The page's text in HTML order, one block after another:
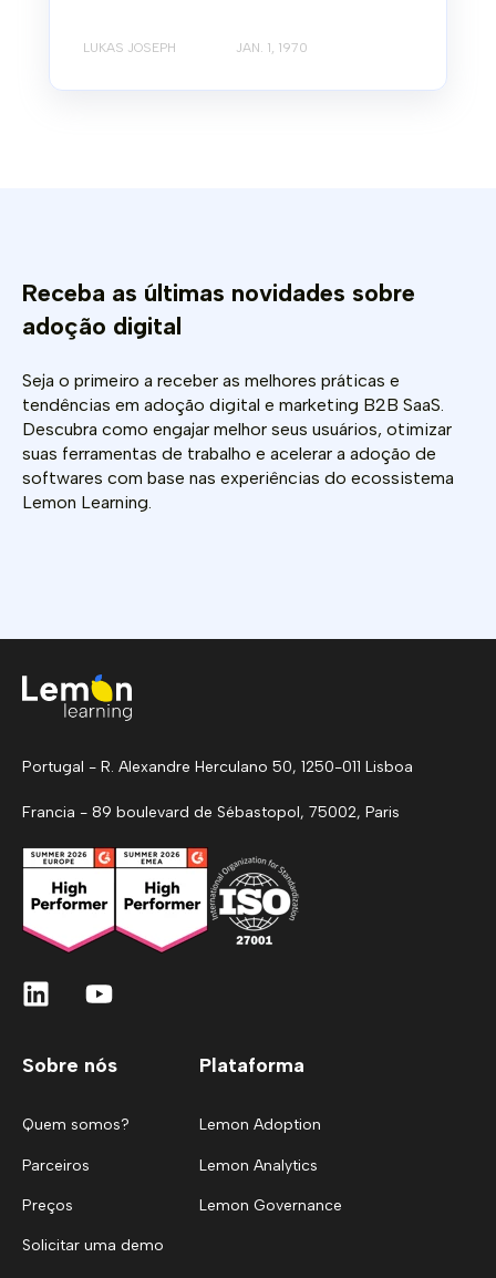
LUKAS JOSEPH JAN. 1, 1970
Receba as últimas novidades sobre
adoção digital
Seja o primeiro a receber as melhores práticas e
tendências em adoção digital e marketing B2B SaaS.
Descubra como engajar melhor seus usuários, otimizar
suas ferramentas de trabalho e acelerar a adoção de
softwares com base nas experiências do ecossistema
Lemon Learning.
Portugal - R. Alexandre Herculano 50, 1250-011 Lisboa
Francia - 89 boulevard de Sébastopol, 75002, Paris
Sobre nós
Quem somos?
Parceiros
Preços
Solicitar uma demo
Plataforma
Lemon Adoption
Lemon Analytics
Lemon Governance